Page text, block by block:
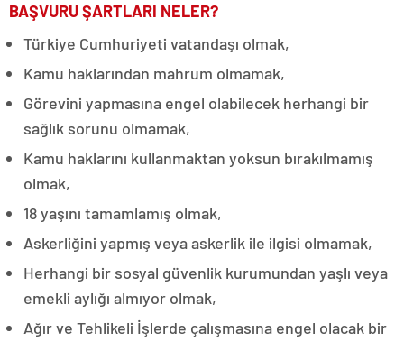
BAŞVURU ŞARTLARI NELER?
Türkiye Cumhuriyeti vatandaşı olmak,
Kamu haklarından mahrum olmamak,
Görevini yapmasına engel olabilecek herhangi bir
sağlık sorunu olmamak,
Kamu haklarını kullanmaktan yoksun bırakılmamış
olmak,
18 yaşını tamamlamış olmak,
Askerliğini yapmış veya askerlik ile ilgisi olmamak,
Herhangi bir sosyal güvenlik kurumundan yaşlı veya
emekli aylığı almıyor olmak,
Ağır ve Tehlikeli İşlerde çalışmasına engel olacak bir